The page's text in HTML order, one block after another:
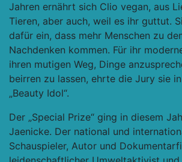
Jahren ernährt sich Clio vegan, aus
Tieren, aber auch, weil es ihr guttut.
dafür ein, dass mehr Menschen zu
Nachdenken kommen. Für ihr
ihren mutigen Weg, Dinge
beirren zu lassen, ehrte die Jury sie
„Beauty Idol“.
Der „Special Prize“ ging in diesem
Jaenicke. Der national und
Schauspieler, Autor und